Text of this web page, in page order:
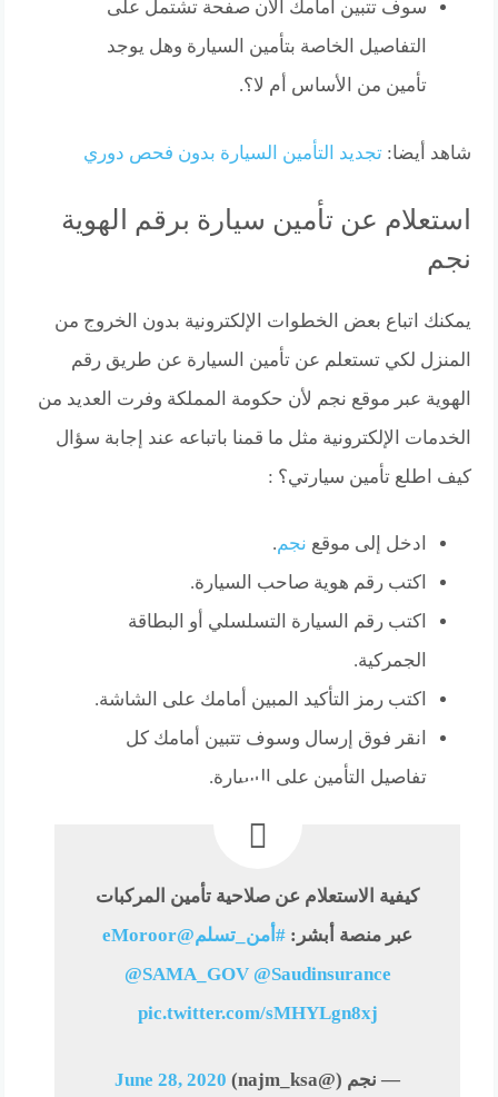
سوف تتبين أمامك الآن صفحة تشتمل على
التفاصيل الخاصة بتأمين السيارة وهل يوجد
تأمين من الأساس أم لا؟.
شاهد أيضا:تجديد التأمين السيارة بدون فحص دوري
استعلام عن تأمين سيارة برقم الهوية
نجم
يمكنك اتباع بعض الخطوات الإلكترونية بدون الخروج من
المنزل لكي تستعلم عن تأمين السيارة عن طريق رقم
الهوية عبر موقع نجم لأن حكومة المملكة وفرت العديد من
الخدمات الإلكترونية مثل ما قمنا باتباعه عند إجابة سؤال
كيف اطلع تأمين سيارتي؟ :
ادخل إلى موقع نجم.
اكتب رقم هوية صاحب السيارة.
اكتب رقم السيارة التسلسلي أو البطاقة
الجمركية.
اكتب رمز التأكيد المبين أمامك على الشاشة.
انقر فوق إرسال وسوف تتبين أمامك كل
تفاصيل التأمين على السيارة.
كيفية الاستعلام عن صلاحية تأمين المركبات
عبر منصة أبشر: #أمن_تسلم@eMoroor
@SAMA_GOV @Saudinsurance
pic.twitter.com/sMHYLgn8xj
— نجم (@najm_ksa) June 28, 2020